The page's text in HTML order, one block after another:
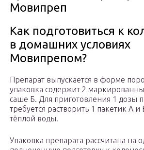
Мовипреп
Как подготовиться к
в домашних условиях
Мовипрепом?
Препарат выпускается в форме
упаковка содержит 2
саше Б. Для приготовления 1 дозы
требуется растворить 1 пакетик А
тёплой воды.
Упаковка препарата рассчитана на